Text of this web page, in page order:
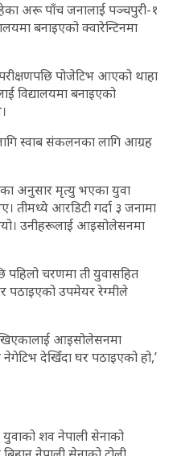
अरू पाँच जनालाई पञ्चपुरी-१
बनाइएको क्वारेन्टिनमा
पोजेटिभ आएको थाहा
विद्यालयमा बनाइएको
स्वाब संकलनका लागि आग्रह
अनुसार मृत्यु भएका युवा
तीमध्ये आरडिटी गर्दा ३ जनामा
उनीहरूलाई आइसोलेसनमा
पहिलो चरणमा ती युवासहित
पठाइएको उपमेयर रेग्मीले
आइसोलेसनमा
देखिँदा घर पठाइएको हो,’
शव नेपाली सेनाको